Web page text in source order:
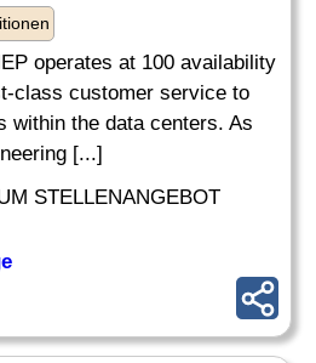
operates at 100 availability
class customer service to
within the data centers. As
[...]
STELLENANGEBOT